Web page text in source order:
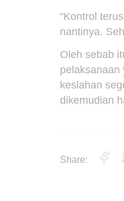
"Kontrol
nantinya.
Oleh sebab
pelaksanaan
keslahan
dikemudian
Share: